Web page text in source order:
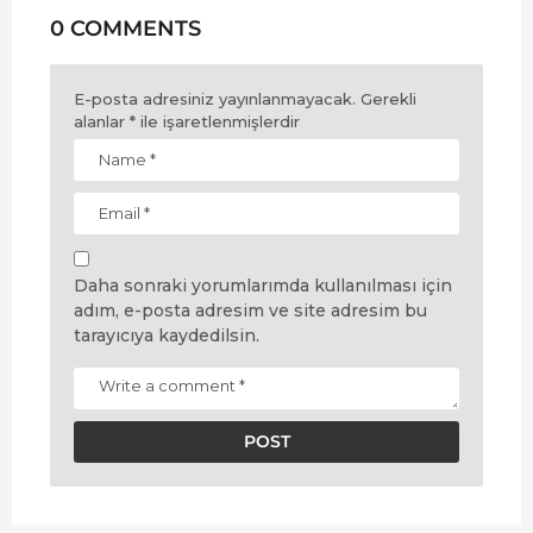
0 COMMENTS
E-posta adresiniz yayınlanmayacak. Gerekli
alanlar * ile işaretlenmişlerdir
Daha sonraki yorumlarımda kullanılması için
adım, e-posta adresim ve site adresim bu
tarayıcıya kaydedilsin.